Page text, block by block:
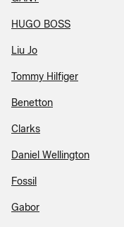
HUGO BOSS
Liu Jo
Tommy Hilfiger
Benetton
Clarks
Daniel Wellington
Fossil
Gabor